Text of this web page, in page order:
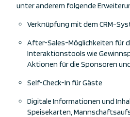
unter anderem folgende
Verknüpfung mit dem CRM-
After-Sales-Möglichkeiten für
Interaktionstools wie
Aktionen für die Sponsoren
Self-Check-In für Gäste
Digitale Informationen und
Speisekarten,